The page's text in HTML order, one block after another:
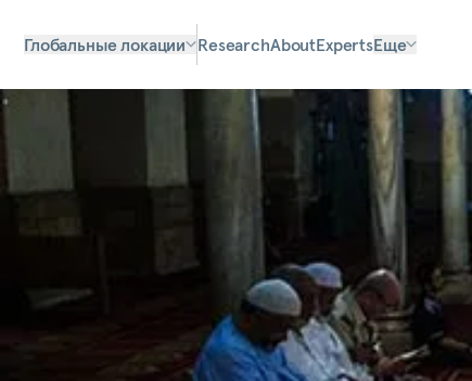
Глобальные локации ResearchAboutExpertsЕще